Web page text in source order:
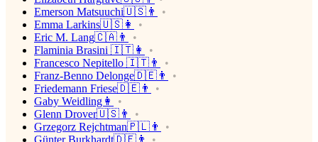
Emerson Matsuuchi🇺🇸👨
Emma Larkins🇺🇸👩
Eric M. Lang🇨🇦👨
Flaminia Brasini 🇮🇹👩
Francesco Nepitello 🇮🇹👨
Franz-Benno Delonge🇩🇪👨
Friedemann Friese🇩🇪👨
Gaby Weidling👩
Glenn Drover🇺🇸👨
Grzegorz Rejchtman🇵🇱👨
Günter Burkhardt🇩🇪👨